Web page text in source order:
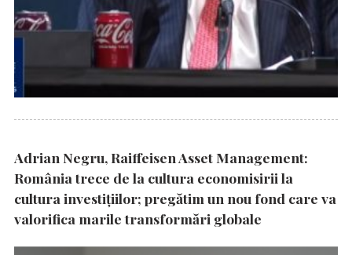
Adrian Negru, Raiffeisen Asset Management:
România trece de la cultura economisirii la
cultura investițiilor; pregătim un nou fond care va
valorifica marile transformări globale